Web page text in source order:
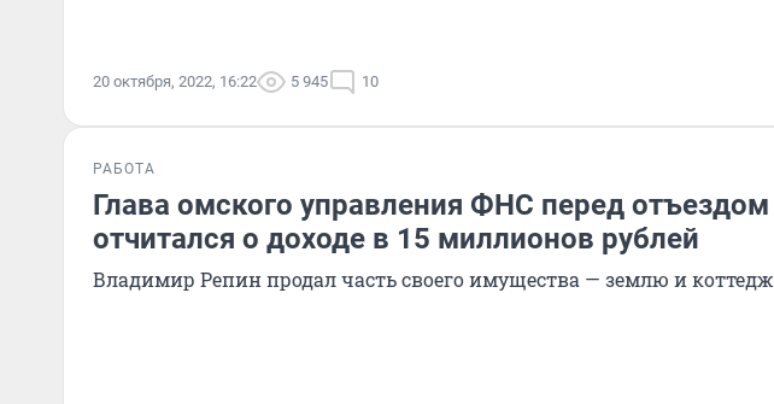
20 октября, 2022, 16:22 5 945 10
РАБОТА
Глава омского управления ФНС перед отъездом
отчитался о доходе в 15 миллионов рублей
Владимир Репин продал часть своего имущества — землю и коттедж